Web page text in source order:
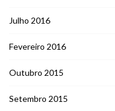
Julho 2016
Fevereiro 2016
Outubro 2015
Setembro 2015